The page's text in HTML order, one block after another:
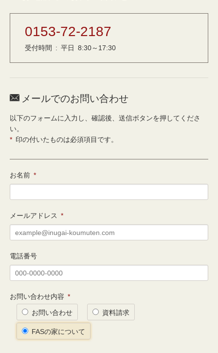
0153-72-2187
受付時間 : 平日 8:30～17:30
 メールでのお問い合わせ
以下のフォームに入力し、確認後、送信ボタンを押してくださ
い。
* 印の付いたものは必須項目です。
お名前 *
メールアドレス *
電話番号
お問い合わせ内容 *
お問い合わせ 資料請求
FASの家について